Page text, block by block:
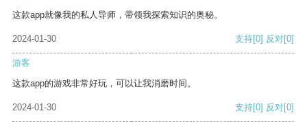
这款app就像我的私人导师，带领我探索知识的奥秘。
2024-01-30 支持[0] 反对[0]
游客
这款app的游戏非常好玩，可以让我消磨时间。
2024-01-30 支持[0] 反对[0]